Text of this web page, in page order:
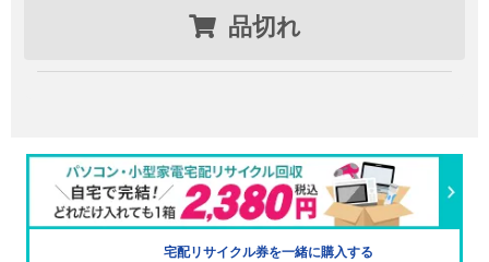
品切れ
宅配リサイクル券を一緒に購入する